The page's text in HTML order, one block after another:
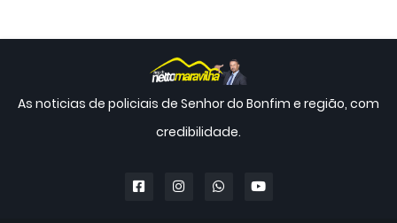
As noticias de policiais de Senhor do Bonfim e região, com
credibilidade.